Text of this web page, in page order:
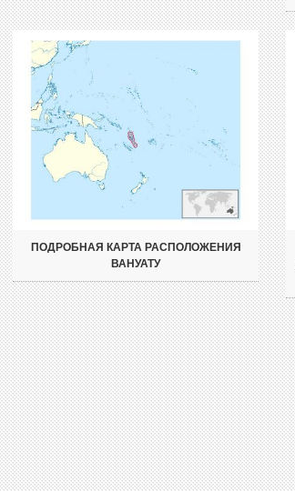
ПОДРОБНАЯ КАРТА РАСПОЛОЖЕНИЯ
ВАНУАТУ